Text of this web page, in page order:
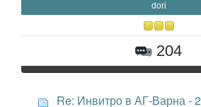
dori
204
Re: Инвитро в АГ-Варна - 2